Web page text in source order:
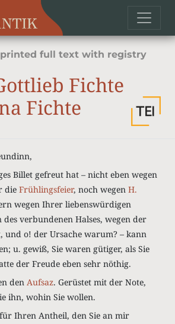
full text with registry
Fichte
Fichte
Billet gefreut hat – nicht eben wegen
die Frühlingsfeier, noch wegen H.
wegen Ihrer liebenswürdigen
des verbundenen Halses, wegen der
und o! der Ursache warum? – kann
u. gewiß, Sie waren gütiger, als Sie
der Freude eben sehr nöthig.
den Aufsaz. Gerüstet mit der Note,
ihn, wohin Sie wollen.
Ihren Antheil, den Sie an mir